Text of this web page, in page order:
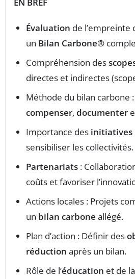
Évaluation de l’empreinte
un Bilan Carbone®
Compréhension des
directes et indirectes
Méthode du bilan carbone :
compenser, documenter
Importance des initiatives
sensibiliser les collectivités.
Partenariats :
coûts et favoriser
Actions locales : Projets
un bilan carbone allégé.
Plan d’action : Définir des
réduction après un bilan.
Rôle de l’éducation et de la